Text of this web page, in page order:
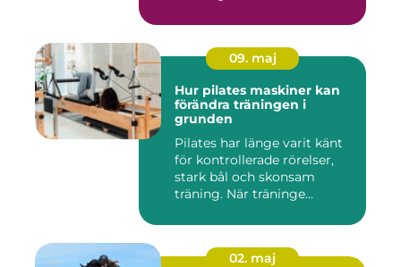
09. maj
Hur pilates maskiner kan
förändra träningen i
grunden
Pilates har länge varit känt
för kontrollerade rörelser,
stark bål och skonsam
träning. När träninge...
02. maj